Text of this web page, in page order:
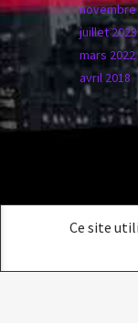
novembre
juillet 2023
mars 2022
avril 2018
Ce site